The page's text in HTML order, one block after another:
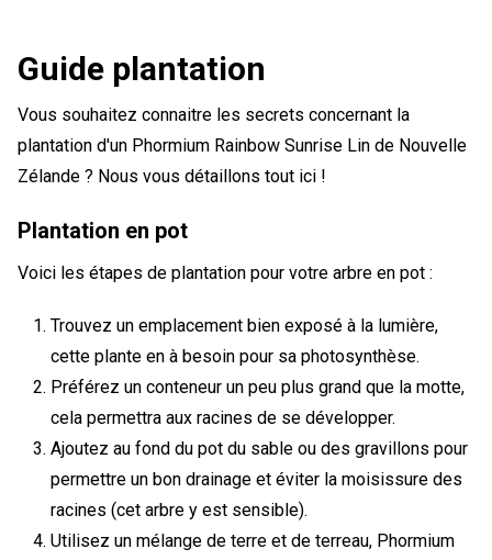
Guide plantation
Vous souhaitez connaitre les secrets concernant la
plantation d'un Phormium Rainbow Sunrise Lin de Nouvelle
Zélande ? Nous vous détaillons tout ici !
Plantation en pot
Voici les étapes de plantation pour votre arbre en pot :
Trouvez un emplacement bien exposé à la lumière,
cette plante en à besoin pour sa photosynthèse.
Préférez un conteneur un peu plus grand que la motte,
cela permettra aux racines de se développer.
Ajoutez au fond du pot du sable ou des gravillons pour
permettre un bon drainage et éviter la moisissure des
racines (cet arbre y est sensible).
Utilisez un mélange de terre et de terreau, Phormium